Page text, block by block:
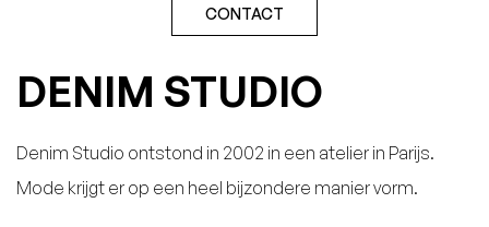
CONTACT
DENIM STUDIO
Denim Studio ontstond in 2002 in een atelier in Parijs.
Mode krijgt er op een heel bijzondere manier vorm.